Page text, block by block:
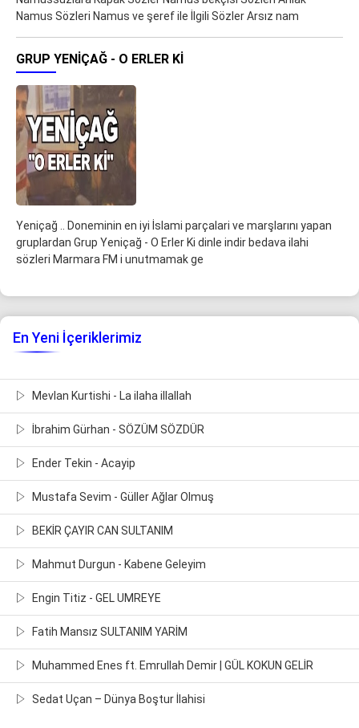
Namus Sözleri Namus ve şeref ile İlgili Sözler Arsız nam
GRUP YENIÇAĞ - O ERLER KI
Yeniçağ .. Doneminin en iyi İslami parçalari ve marşlarını yapan
gruplardan Grup Yeniçağ - O Erler Ki dinle indir bedava ilahi
sözleri Marmara FM i unutmamak ge
En Yeni İçeriklerimiz
Mevlan Kurtishi - La ilaha illallah
İbrahim Gürhan - SÖZÜM SÖZDÜR
Ender Tekin - Acayip
Mustafa Sevim - Güller Ağlar Olmuş
BEKİR ÇAYIR CAN SULTANIM
Mahmut Durgun - Kabene Geleyim
Engin Titiz - GEL UMREYE
Fatih Mansız SULTANIM YARİM
Muhammed Enes ft. Emrullah Demir | GÜL KOKUN GELİR
Sedat Uçan – Dünya Boştur İlahisi